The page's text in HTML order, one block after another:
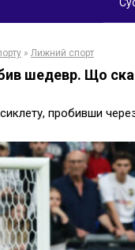
» Лижний спорт
шедевр. Що
пробивши